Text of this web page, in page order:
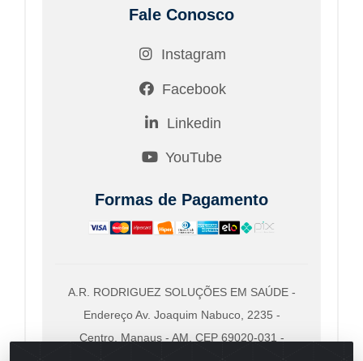
Fale Conosco
Instagram
Facebook
Linkedin
YouTube
Formas de Pagamento
A.R. RODRIGUEZ SOLUÇÕES EM SAÚDE -
Endereço Av. Joaquim Nabuco, 2235 -
Centro, Manaus - AM, CEP 69020-031 -